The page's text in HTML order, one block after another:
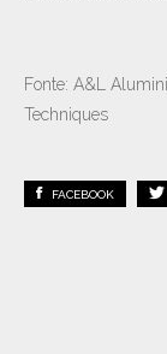
Fonte: A&L
Techniques
FACEBOOK